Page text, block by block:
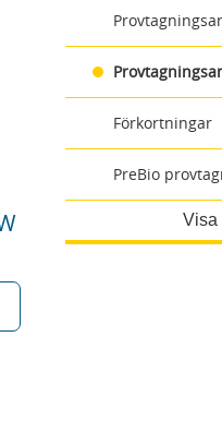
Förkortningar
PreBio
Visa